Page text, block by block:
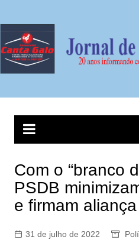
conteúdo
Com o “branco
PSDB
e firmam
31 de julho de 2022